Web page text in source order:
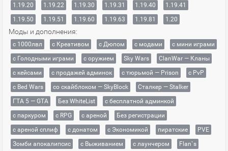
1.19.20
1.19.22 1.19.30 1.19.31 1.19.40
1.19.41
1.19.50
1.19.51 1.19.60 1.19.63 1.19.81 1.20
Моды и дополнения:
с 1000лвл c Креативом с Дюпом с модами
с мини играми
с Голодными играми
с оружием Sky Wars
ClanWar — Кланы
с кейсами
с продажей админок с тюрьмой — Prison
с PvP
с Bed Wars
со скайблоком — SkyBlock
Сталкер — Stalker
ГТА 5 — GTA
Без WhiteList
с бесплатной админкой
с паркуром
с RPG с ареной
Без регистрации
с ареной сплиф
с донатом с Экономикой пиратские
PVE
Зомби апокалипсис
с Выживанием с лаунчером
Flan`s